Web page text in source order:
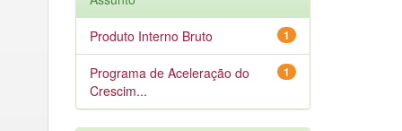
1
Produto Interno Bruto
1
Programa de Aceleração do
Crescim...